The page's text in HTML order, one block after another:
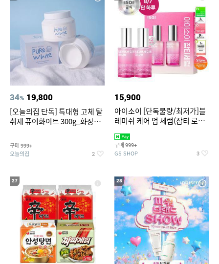
34% 19,800
[오늘의집 단독] 특대형 고체 탈
취제 퓨어화이트 300g_화장실
구매 999+
오늘의집 2
15,900
아이소이 [단독물량/최저가]블
레미쉬 케어 업 세럼(잡티 로즈
2027-04-24)
구매 999+
GS SHOP 3
27 28